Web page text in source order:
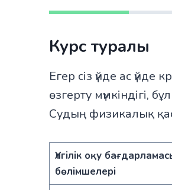
Курс туралы
Егер сіз үйде ас
өзгерту
Судың физикалық
Үлгілік оқу
бөлімшелері